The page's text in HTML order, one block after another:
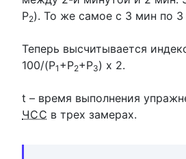
Р2). То же самое с 3 мин по
Теперь высчитывается
100/(Р1 +Р2+Р3) х 2.
t – время выполнения
ЧСС в трех замерах.